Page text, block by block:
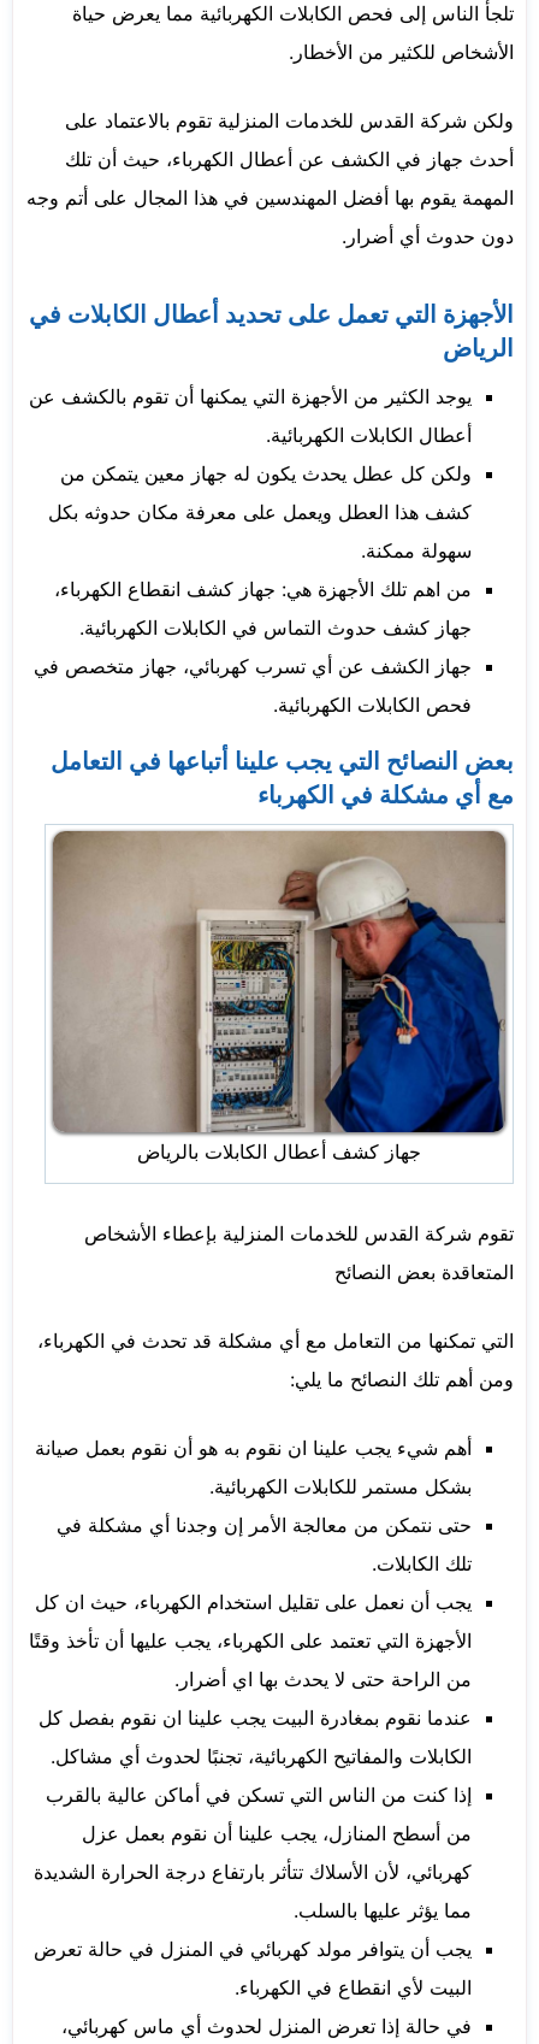
تلجأ الناس إلى فحص الكابلات الكهربائية مما يعرض حياة
الأشخاص للكثير من الأخطار.
ولكن شركة القدس للخدمات المنزلية تقوم بالاعتماد على
أحدث جهاز في الكشف عن أعطال الكهرباء، حيث أن تلك
المهمة يقوم بها أفضل المهندسين في هذا المجال على أتم وجه
دون حدوث أي أضرار.
الأجهزة التي تعمل على تحديد أعطال الكابلات في
الرياض
يوجد الكثير من الأجهزة التي يمكنها أن تقوم بالكشف عن
أعطال الكابلات الكهربائية.
ولكن كل عطل يحدث يكون له جهاز معين يتمكن من
كشف هذا العطل ويعمل على معرفة مكان حدوثه بكل
سهولة ممكنة.
من اهم تلك الأجهزة هي: جهاز كشف انقطاع الكهرباء،
جهاز كشف حدوث التماس في الكابلات الكهربائية.
جهاز الكشف عن أي تسرب كهربائي، جهاز متخصص في
فحص الكابلات الكهربائية.
بعض النصائح التي يجب علينا أتباعها في التعامل
مع أي مشكلة في الكهرباء
جهاز كشف أعطال الكابلات بالرياض
تقوم شركة القدس للخدمات المنزلية بإعطاء الأشخاص
المتعاقدة بعض النصائح
التي تمكنها من التعامل مع أي مشكلة قد تحدث في الكهرباء،
ومن أهم تلك النصائح ما يلي:
أهم شيء يجب علينا ان نقوم به هو أن نقوم بعمل صيانة
بشكل مستمر للكابلات الكهربائية.
حتى نتمكن من معالجة الأمر إن وجدنا أي مشكلة في
تلك الكابلات.
يجب أن نعمل على تقليل استخدام الكهرباء، حيث ان كل
الأجهزة التي تعتمد على الكهرباء، يجب عليها أن تأخذ وقتًا
من الراحة حتى لا يحدث بها اي أضرار.
عندما نقوم بمغادرة البيت يجب علينا ان نقوم بفصل كل
الكابلات والمفاتيح الكهربائية، تجنبًا لحدوث أي مشاكل.
إذا كنت من الناس التي تسكن في أماكن عالية بالقرب
من أسطح المنازل، يجب علينا أن نقوم بعمل عزل
كهربائي، لأن الأسلاك تتأثر بارتفاع درجة الحرارة الشديدة
مما يؤثر عليها بالسلب.
يجب أن يتوافر مولد كهربائي في المنزل في حالة تعرض
البيت لأي انقطاع في الكهرباء.
في حالة إذا تعرض المنزل لحدوث أي ماس كهربائي،